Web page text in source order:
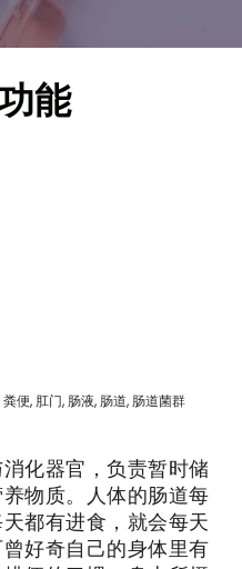
能
粪便, 肛门, 肠液, 肠道, 肠道菌群
化器官，负责暂时储
物质。人体的肠道每
都有进食，就会每天
好奇自己的身体里有